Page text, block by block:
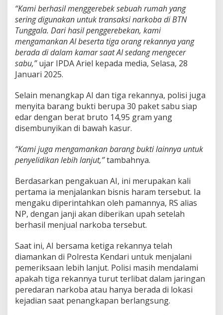
“Kami berhasil menggerebek sebuah rumah yang
sering digunakan untuk transaksi narkoba di BTN
Tunggala. Dari hasil penggerebekan, kami
mengamankan AI beserta tiga orang rekannya yang
berada di dalam kamar saat AI sedang mengecer
sabu,”ujar IPDA Ariel kepada media, Selasa, 28
Januari 2025.
Selain menangkap AI dan tiga rekannya, polisi juga
menyita barang bukti berupa 30 paket sabu siap
edar dengan berat bruto 14,95 gram yang
disembunyikan di bawah kasur.
“Kami juga mengamankan barang bukti lainnya untuk
penyelidikan lebih lanjut,”tambahnya.
Berdasarkan pengakuan AI, ini merupakan kali
pertama ia menjalankan bisnis haram tersebut. Ia
mengaku diperintahkan oleh pamannya, RS alias
NP, dengan janji akan diberikan upah setelah
berhasil menjual narkoba tersebut.
Saat ini, AI bersama ketiga rekannya telah
diamankan di Polresta Kendari untuk menjalani
pemeriksaan lebih lanjut. Polisi masih mendalami
apakah tiga rekannya turut terlibat dalam jaringan
peredaran narkoba atau hanya berada di lokasi
kejadian saat penangkapan berlangsung.